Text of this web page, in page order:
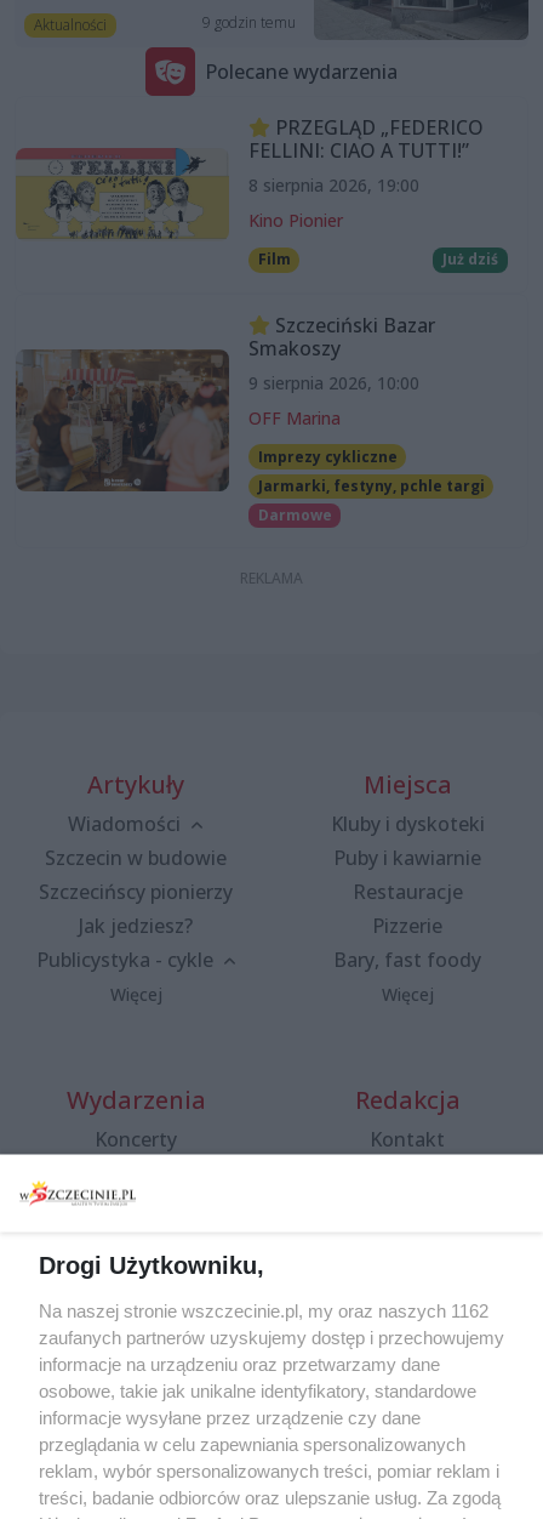
Aktualności 9 godzin temu
Polecane wydarzenia
PRZEGLĄD „FEDERICO
FELLINI: CIAO A TUTTI!”
8 sierpnia 2026, 19:00
Kino Pionier
Film Już dziś
Szczeciński Bazar
Smakoszy
9 sierpnia 2026, 10:00
OFF Marina
Imprezy cykliczne
Jarmarki, festyny, pchle targi
Darmowe
Artykuły
Wiadomości
Szczecin w budowie
Szczecińscy pionierzy
Jak jedziesz?
Publicystyka - cykle
Więcej
Miejsca
Kluby i dyskoteki
Puby i kawiarnie
Restauracje
Pizzerie
Bary, fast foody
Więcej
Wydarzenia
Koncerty
Spacery i oprowadzania
targi
Wernisaże
Więcej
Redakcja
Kontakt
Specjalny koncert z okazji
20. urodzin portalu
wSzczecinie.pl
Regulamin konkursów
śniadaniówka "Hej
Szczecin! Jest piątek!"
Drogi Użytkowniku,
Na naszej stronie wszczecinie.pl, my oraz naszych 1162
zaufanych partnerów uzyskujemy dostęp i przechowujemy
informacje na urządzeniu oraz przetwarzamy dane
osobowe, takie jak unikalne identyfikatory, standardowe
informacje wysyłane przez urządzenie czy dane
przeglądania w celu zapewniania spersonalizowanych
reklam, wybór spersonalizowanych treści, pomiar reklam i
treści, badanie odbiorców oraz ulepszanie usług. Za zgodą